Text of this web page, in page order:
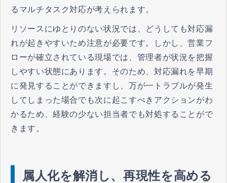
るマルチタスク対応が考えられます。
リソースにゆとりのない状況では、どうしても対応漏
れが起きやすいため注意が必要です。しかし、営業フ
ローが確立されている現場では、管理者が状況を把握
しやすい状態にあります。そのため、対応漏れを早期
に発見することができますし、万が一トラブルが発生
してしまった場合でも次に起こすべきアクションがわ
かるため、経験の少ない担当者でも対処することがで
きます。
属人化を解消し、再現性を高める